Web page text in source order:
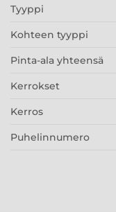
Tyyppi
Kohteen tyyppi
Pinta-ala yhteensä
Kerrokset
Kerros
Puhelinnumero